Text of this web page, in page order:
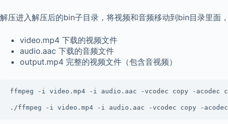
解压进入解压后的bin子目录，将视频和音频移动到bin目录里面
video.mp4 下载的视频文件
audio.aac 下载的音频文件
output.mp4 完整的视频文件（包含音视频）
ffmpeg -i video.mp4 -i audio.aac -vcodec copy -acodec
./ffmpeg -i video.mp4 -i audio.aac -vcodec copy -acodec